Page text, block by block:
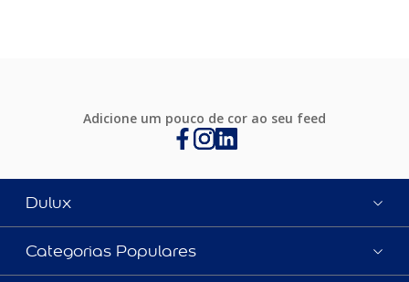
Adicione um pouco de cor ao seu feed
Dulux
Categorias Populares